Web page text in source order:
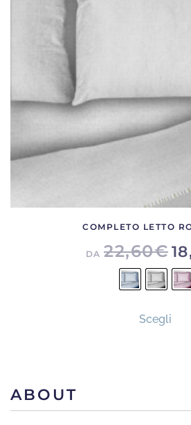
del
COMPLETO LETTO
DA 22,60€
Scegli
ABOUT